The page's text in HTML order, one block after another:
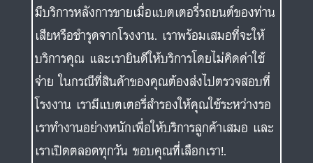
มีบริการหลังการขายเมื่อแบตเตอรี่รถยนต์ของท่าน
เสียหรือชำรุดจากโรงงาน. เราพร้อมเสมอที่จะให้
บริการคุณ และเรายินดีให้บริการโดยไม่คิดค่าใช้
จ่าย ในกรณีที่สินค้าของคุณต้องส่งไปตรวจสอบที่
โรงงาน เรามีแบตเตอรี่สำรองให้คุณใช้ระหว่างรอ
เราทำงานอย่างหนักเพื่อให้บริการลูกค้าเสมอ และ
เราเปิดตลอดทุกวัน ขอบคุณที่เลือกเรา!.